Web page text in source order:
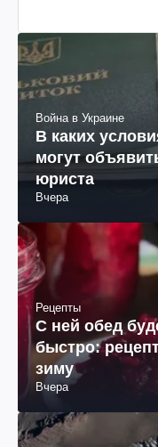
Война в Украине
В каких
могут
юриста
Вчера
Рецепты
С ней обед
быстро:
зиму
Вчера